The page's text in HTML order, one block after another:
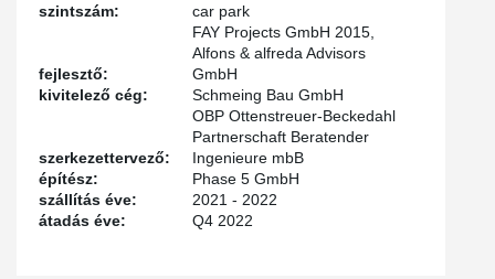
szintszám:
car park
fejlesztő:
FAY Projects GmbH 2015,
Alfons & alfreda Advisors
GmbH
kivitelező cég:
Schmeing Bau GmbH
szerkezettervező:
OBP Ottenstreuer-Beckedahl
Partnerschaft Beratender
Ingenieure mbB
építész:
Phase 5 GmbH
szállítás éve:
2021 - 2022
átadás éve:
Q4 2022